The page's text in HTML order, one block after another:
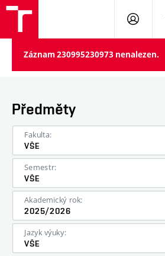
Záznam 230995230973 nenalezen.
Předměty
Fakulta:
VŠE
Semestr:
VŠE
Akademický rok:
2025/2026
Jazyk výuky:
VŠE